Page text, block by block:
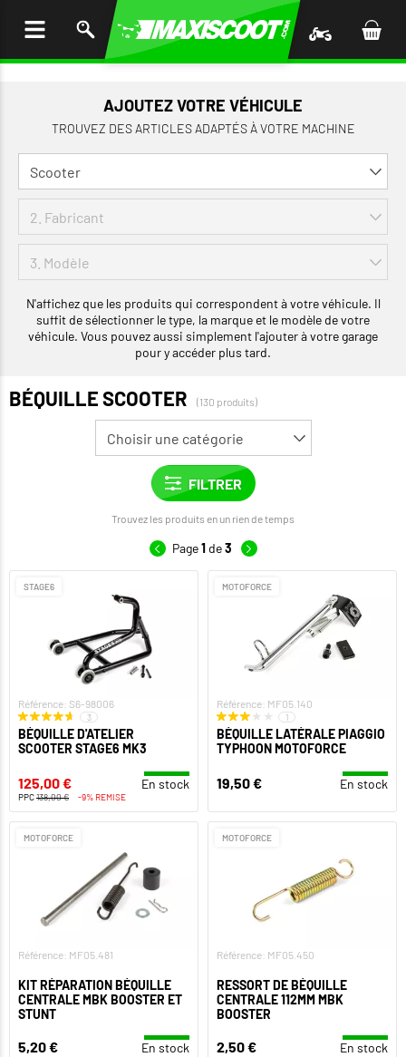
AJOUTEZ VOTRE VÉHICULE
TROUVEZ DES ARTICLES ADAPTÉS À VOTRE MACHINE
N'affichez que les produits qui correspondent à votre véhicule. Il
suffit de sélectionner le type, la marque et le modèle de votre
véhicule. Vous pouvez aussi simplement l'ajouter à votre garage
pour y accéder plus tard.
BÉQUILLE SCOOTER (130 produits)
Trouvez les produits en un rien de temps
Page 1 de 3
STAGE6
Référence: S6-98006
3
BÉQUILLE D'ATELIER
SCOOTER STAGE6 MK3
125,00 € En stock
PPC138,00 € -9% REMISE
MOTOFORCE
Référence: MF05.140
1
BÉQUILLE LATÉRALE PIAGGIO
TYPHOON MOTOFORCE
19,50 € En stock
MOTOFORCE
Référence: MF05.481
KIT RÉPARATION BÉQUILLE
CENTRALE MBK BOOSTER ET
STUNT
5,20 € En stock
MOTOFORCE
Référence: MF05.450
RESSORT DE BÉQUILLE
CENTRALE 112MM MBK
BOOSTER
2,50 € En stock